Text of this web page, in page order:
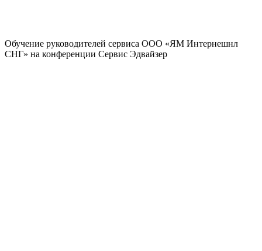
Обучение руководителей сервиса ООО «ЯМ Интернешнл
СНГ» на конференции Сервис Эдвайзер